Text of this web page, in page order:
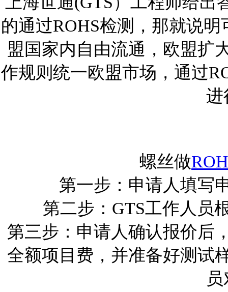
的通过ROHS检测，那就说明
盟国家内自由流通，欧盟扩
作规则统一欧盟市场，通过
进
螺丝做
第一步：申请人填写
第二步： GTS工作人员
第三步：申请人确认报价后
全额项目费，并准备好测试